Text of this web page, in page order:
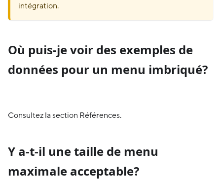
intégration.
Où puis-je voir des exemples de
données pour un menu imbriqué?
Consultez la section Références.
Y a-t-il une taille de menu
maximale acceptable?